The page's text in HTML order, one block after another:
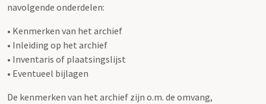
navolgende onderdelen:
• Kenmerken van het archief
• Inleiding op het archief
• Inventaris of plaatsingslijst
• Eventueel bijlagen
De kenmerken van het archief zijn o.m. de omvang,